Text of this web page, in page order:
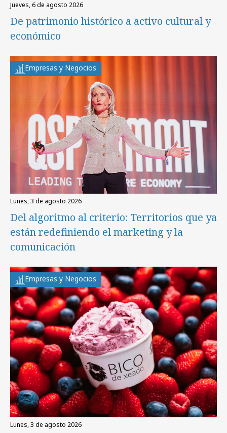
jueves, 6 de agosto 2026
De patrimonio histórico a activo cultural y
económico
Empresas y Negocios
lunes, 3 de agosto 2026
Del algoritmo al criterio: Territorios que ya
están redefiniendo el marketing y la
comunicación
Empresas y Negocios
lunes, 3 de agosto 2026